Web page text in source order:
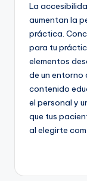
La
aumentan la
práctica.
para tu
elementos
de un entorno
contenido
el personal y
que tus
al elegirte